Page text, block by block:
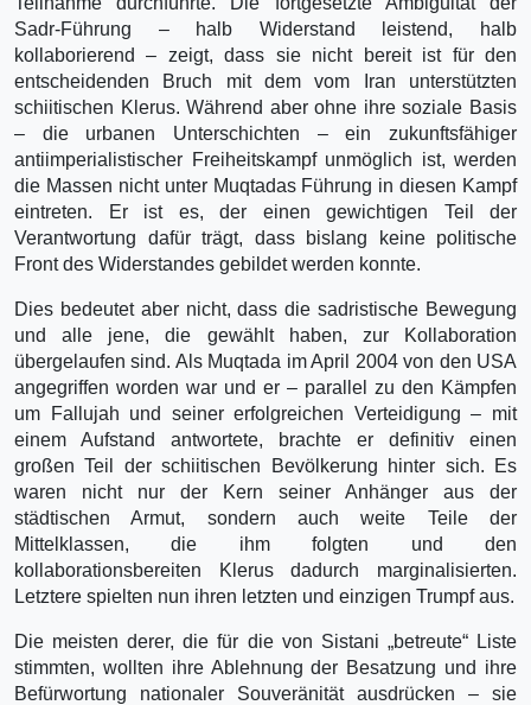
Sadr-Führung – halb Widerstand leistend, halb
kollaborierend – zeigt, dass sie nicht bereit ist für den
entscheidenden Bruch mit dem vom Iran unterstützten
schiitischen Klerus. Während aber ohne ihre soziale Basis
– die urbanen Unterschichten – ein zukunftsfähiger
antiimperialistischer Freiheitskampf unmöglich ist, werden
die Massen nicht unter Muqtadas Führung in diesen Kampf
eintreten. Er ist es, der einen gewichtigen Teil der
Verantwortung dafür trägt, dass bislang keine politische
Front des Widerstandes gebildet werden konnte.
Dies bedeutet aber nicht, dass die sadristische Bewegung
und alle jene, die gewählt haben, zur Kollaboration
übergelaufen sind. Als Muqtada im April 2004 von den USA
angegriffen worden war und er – parallel zu den Kämpfen
um Fallujah und seiner erfolgreichen Verteidigung – mit
einem Aufstand antwortete, brachte er definitiv einen
großen Teil der schiitischen Bevölkerung hinter sich. Es
waren nicht nur der Kern seiner Anhänger aus der
städtischen Armut, sondern auch weite Teile der
Mittelklassen, die ihm folgten und den
kollaborationsbereiten Klerus dadurch marginalisierten.
Letztere spielten nun ihren letzten und einzigen Trumpf aus.
Die meisten derer, die für die von Sistani „betreute“ Liste
stimmten, wollten ihre Ablehnung der Besatzung und ihre
Befürwortung nationaler Souveränität ausdrücken – sie